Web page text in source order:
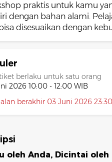
praktis untuk kamu
dengan bahan alami.
disesuaikan dengan
berlaku untuk satu orang
2026 10:00 - 12:00 WIB
berakhir 03 Juni 2026
oleh Anda, Dicintai